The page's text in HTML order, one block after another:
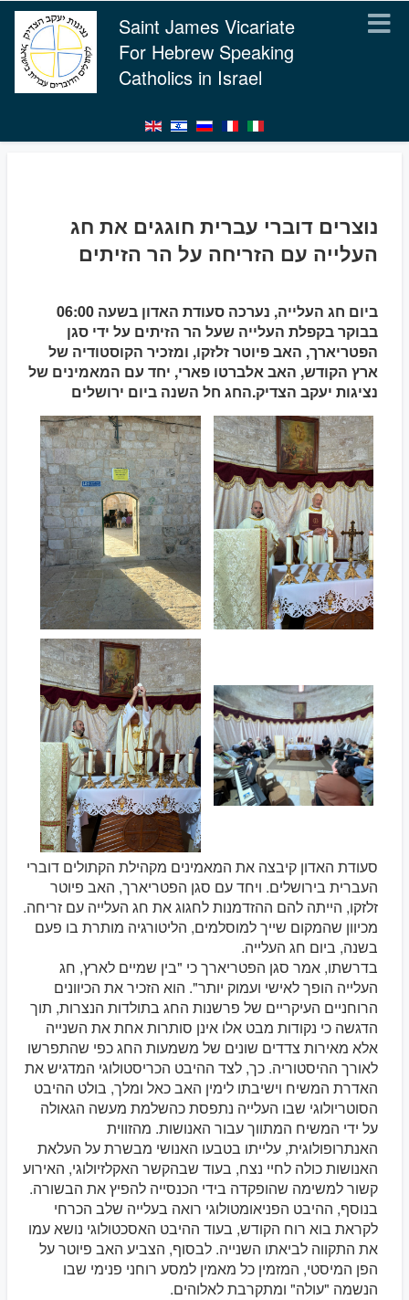
Saint James Vicariate
For Hebrew Speaking
Catholics in Israel
נוצרים דוברי עברית חוגגים את חג
העלייה עם הזריחה על הר הזיתים
ביום חג העלייה, נערכה סעודת האדון בשעה 06:00
בבוקר בקפלת העלייה שעל הר הזיתים על ידי סגן
הפטריארך, האב פיוטר זלזקו, ומזכיר הקוסטודיה של
ארץ הקודש, האב אלברטו פארי, יחד עם המאמינים של
נציגות יעקב הצדיק.החג חל השנה ביום ירושלים
סעודת האדון קיבצה את המאמינים מקהילת הקתולים דוברי
העברית בירושלים. ויחד עם סגן הפטריארך, האב פיוטר
זלזקו, הייתה להם ההזדמנות לחגוג את חג העלייה עם זריחה.
מכיוון שהמקום שייך למוסלמים, הליטורגיה מותרת בו פעם
בשנה, ביום חג העלייה.
בדרשתו, אמר סגן הפטריארך כי "בין שמיים לארץ, חג
העלייה הופך לאישי ועמוק יותר". הוא הזכיר את הכיוונים
הרוחניים העיקריים של פרשנות החג בתולדות הנצרות, תוך
הדגשה כי נקודות מבט אלו אינן סותרות אחת את השנייה
אלא מאירות צדדים שונים של משמעות החג כפי שהתפרשו
לאורך ההיסטוריה. כך, לצד ההיבט הכריסטולוגי המדגיש את
האדרת המשיח וישיבתו לימין האב כאל ומלך, בולט ההיבט
הסוטריולוגי שבו העלייה נתפסת כהשלמת מעשה הגאולה
על ידי המשיח המתווך עבור האנושות. מהזווית
האנתרופולוגית, עלייתו בטבעו האנושי מבשרת על העלאת
האנושות כולה לחיי נצח, בעוד שבהקשר האקלזיולוגי, האירוע
קשור למשימה שהופקדה בידי הכנסייה להפיץ את הבשורה.
בנוסף, ההיבט הפניאומטולוגי רואה בעלייה שלב הכרחי
לקראת בוא רוח הקודש, בעוד ההיבט האסכטולוגי נושא עמו
את התקווה לביאתו השנייה. לבסוף, הצביע האב פיוטר על
הפן המיסטי, המזמין כל מאמין למסע רוחני פנימי שבו
הנשמה "עולה" ומתקרבת לאלוהים.